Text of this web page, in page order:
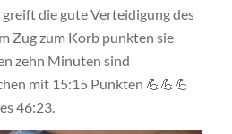
die gute Verteidigung des
Zug zum Korb punkten sie
zehn Minuten sind
mit 15:15 Punkten 💪💪💪
46:23.